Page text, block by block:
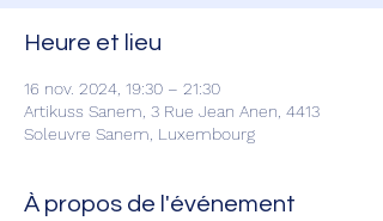
Heure et lieu
16 nov. 2024, 19:30 – 21:30
Artikuss Sanem, 3 Rue Jean Anen, 4413
Soleuvre Sanem, Luxembourg
À propos de l'événement